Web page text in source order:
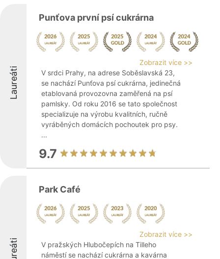
Laureáti
Punťova první psí cukrárna
Zobrazit více >>
V srdci Prahy, na adrese Soběslavská 23,
se nachází Punťova psí cukrárna, jedinečná
etablovaná provozovna zaměřená na psí
pamlsky. Od roku 2016 se tato společnost
specializuje na výrobu kvalitních, ručně
vyráběných domácích pochoutek pro psy.
...
9.7
Park Café
Zobrazit více >>
V pražských Hlubočepích na Tilleho
náměstí se nachází cukrárna a kavárna